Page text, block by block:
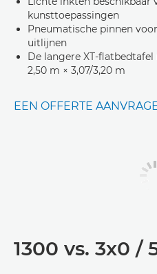
kunsttoepassingen
Pneumatische pinnen
uitlijnen
De langere XT-
2,50 m × 3,07/3,20 m
EEN OFFERTE
1300 vs. 3x0 /